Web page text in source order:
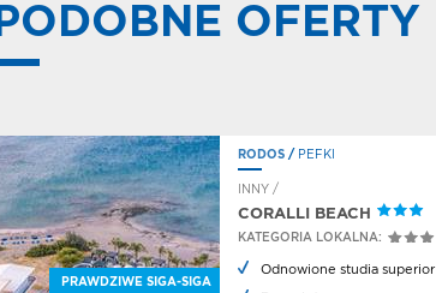
PODOBNE OFERTY
PRAWDZIWE SIGA-SIGA
RODOS / PEFKI
INNY /
CORALLI BEACH
KATEGORIA LOKALNA:
Odnowione studia superior